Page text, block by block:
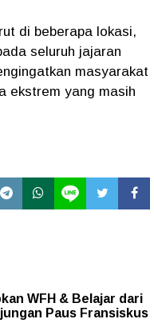
di beberapa lokasi,
seluruh jajaran
masyarakat
ekstrem yang masih
WFH & Belajar dari
Paus Fransiskus